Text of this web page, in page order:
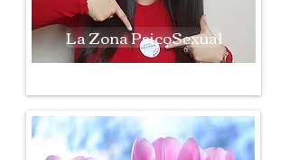
La Zona PsicoSexual